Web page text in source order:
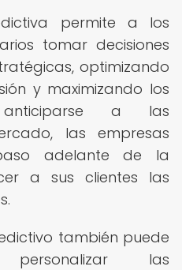
permite a los
tomar decisiones
optimizando
y maximizando los
anticiparse a las
las empresas
adelante de la
a sus clientes las
también puede
las